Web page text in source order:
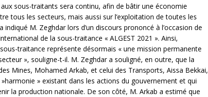
sous-traitants sera continu, afin de bâtir une économie
tous les secteurs, mais aussi sur l’exploitation de toutes les
M. Zeghdar lors d’un discours prononcé à l’occasion de
de la sous-traitance « ALGEST 2021 ». Ainsi,
traitance représente désormais « une mission permanente
», souligne-t-il. M. Zeghdar a souligné, en outre, que la
Mines, Mohamed Arkab, et celui des Transports, Aissa Bekkai,
» existant dans les actions du gouvernement et qui
la production nationale. De son côté, M. Arkab a estimé que